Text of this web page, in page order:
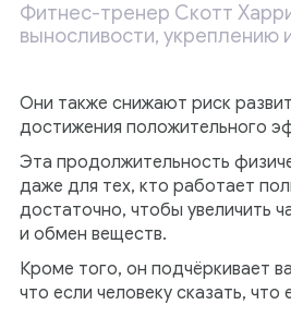
Фитнес-тренер Скотт
выносливости,
Они также снижают риск
достижения положительного
Эта продолжительность
даже для тех, кто работает
достаточно, чтобы увеличить
и обмен веществ.
Кроме того, он подчёркивает
что если человеку сказать,